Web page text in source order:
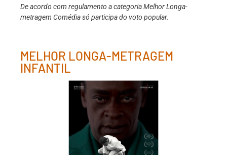
De acordo com regulamento a categoria Melhor Longa-
metragem Comédia só participa do voto popular.
MELHOR LONGA-METRAGEM
INFANTIL